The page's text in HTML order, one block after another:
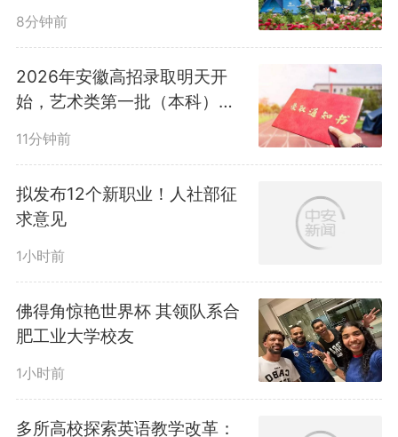
8分钟前
2026年安徽高招录取明天开
始，艺术类第一批（本科）率
11分钟前
拟发布12个新职业！人社部征
求意见
1小时前
佛得角惊艳世界杯 其领队系合
肥工业大学校友
1小时前
多所高校探索英语教学改革：